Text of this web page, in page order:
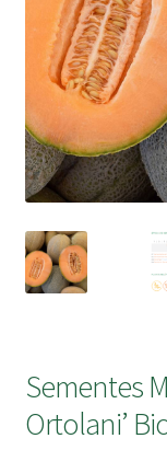
Sementes
Ortolani’